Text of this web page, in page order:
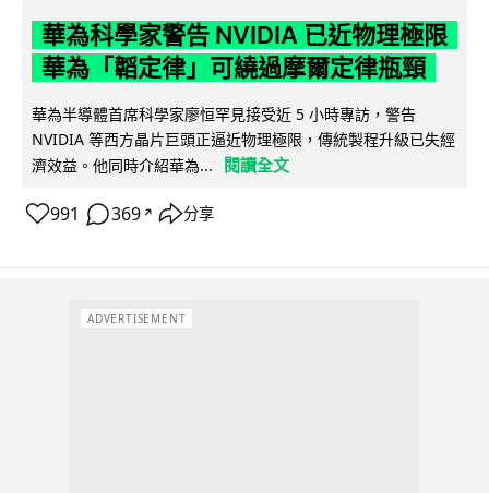
華為科學家警告 NVIDIA 已近物理極限
華為「韜定律」可繞過摩爾定律瓶頸
華為半導體首席科學家廖恒罕見接受近 5 小時專訪，警告
NVIDIA 等西方晶片巨頭正逼近物理極限，傳統製程升級已失經
濟效益。他同時介紹華為...
閱讀全文
991 369 ↗ 分享
ADVERTISEMENT